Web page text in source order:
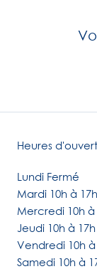
Heures
Lundi Fermé
Mardi 10h à 17h
Mercredi 10h à
Jeudi 10h à 17h
Vendredi 10h à
Samedi 10h à